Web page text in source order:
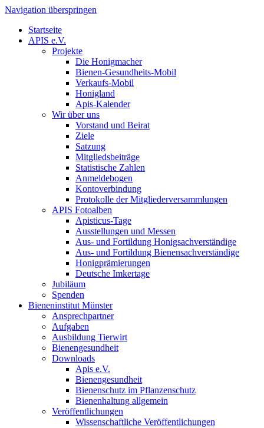
Navigation überspringen
Startseite
APIS e.V.
Projekte
Die Honigmacher
Bienen-Gesundheits-Mobil
Verkaufs-Mobil
Honigland
Apis-Kalender
Wir über uns
Vorstand und Beirat
Ziele
Satzung
Mitgliedsbeiträge
Statistische Zahlen
Anmeldebogen
Kontoverbindung
Protokolle der Mitgliederversammlungen
APIS Fotoalben
Apisticus-Tage
Ausstellungen und Messen
Aus- und Fortildung Honigsachverständige
Aus- und Fortildung Bienensachverständige
Honigprämierungen
Deutsche Imkertage
Jubiläum
Spenden
Bieneninstitut Münster
Ansprechpartner
Aufgaben
Ausbildung Tierwirt
Bienengesundheit
Downloads
Apis e.V.
Bienengesundheit
Bienenschutz im Pflanzenschutz
Bienenhaltung allgemein
Veröffentlichungen
Wissenschaftliche Veröffentlichungen